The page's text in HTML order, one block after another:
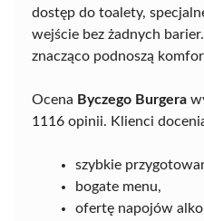
dostęp do toalety,
wejście bez żadnych
znacząco podnoszą
Ocena Byczego Burgera
1116 opinii. Klienci
szybkie
bogate menu,
ofertę napojów